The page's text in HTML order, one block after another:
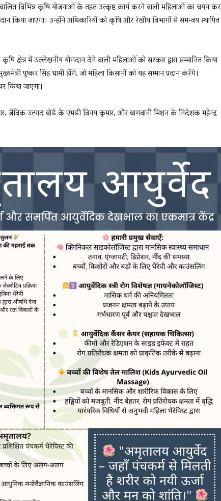
विभिन्न कृषि योजनाओं के तहत उत्कृष्ट कार्य करने वाली महिलाओं का चयन कर
किया जाएगा। उन्होंने अधिकारियों को कृषि और रेखीय विभागों से समन्वय स्थापित
क्षेत्र में उल्लेखनीय योगदान देने वाली महिलाओं को सरकार द्वारा सम्मानित किया
पुष्कर सिंह धामी होंगे, जो महिला किसानों को यह सम्मान प्रदान करेंगे।
किया जाएगा।
उत्पाद बोर्ड के एमडी विनय कुमार, और बागवानी मिशन के निदेशक महेन्द्र